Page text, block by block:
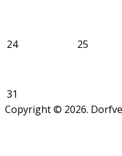
24 25
31
Copyright © 2026.